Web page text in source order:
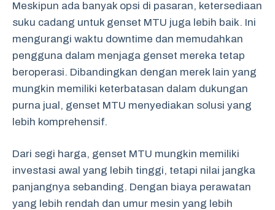
Meskipun ada banyak opsi di pasaran, ketersediaan
suku cadang untuk genset MTU juga lebih baik. Ini
mengurangi waktu downtime dan memudahkan
pengguna dalam menjaga genset mereka tetap
beroperasi. Dibandingkan dengan merek lain yang
mungkin memiliki keterbatasan dalam dukungan
purna jual, genset MTU menyediakan solusi yang
lebih komprehensif.
Dari segi harga, genset MTU mungkin memiliki
investasi awal yang lebih tinggi, tetapi nilai jangka
panjangnya sebanding. Dengan biaya perawatan
yang lebih rendah dan umur mesin yang lebih